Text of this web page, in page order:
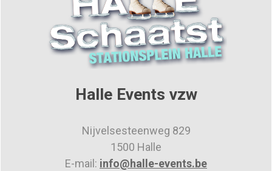
Halle Events vzw
Nijvelsesteenweg 829
1500 Halle
E-mail: info@halle-events.be